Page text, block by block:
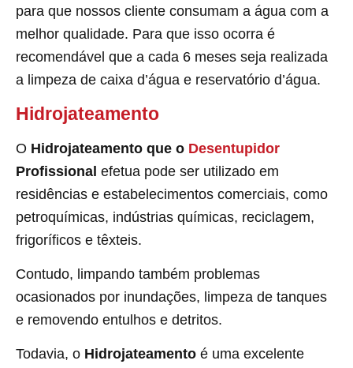
para que nossos cliente consumam a água com a
melhor qualidade. Para que isso ocorra é
recomendável que a cada 6 meses seja realizada
a limpeza de caixa d’água e reservatório d’água.
Hidrojateamento
O Hidrojateamento que o Desentupidor
Profissional efetua pode ser utilizado em
residências e estabelecimentos comerciais, como
petroquímicas, indústrias químicas, reciclagem,
frigoríficos e têxteis.
Contudo, limpando também problemas
ocasionados por inundações, limpeza de tanques
e removendo entulhos e detritos.
Todavia, o Hidrojateamento é uma excelente